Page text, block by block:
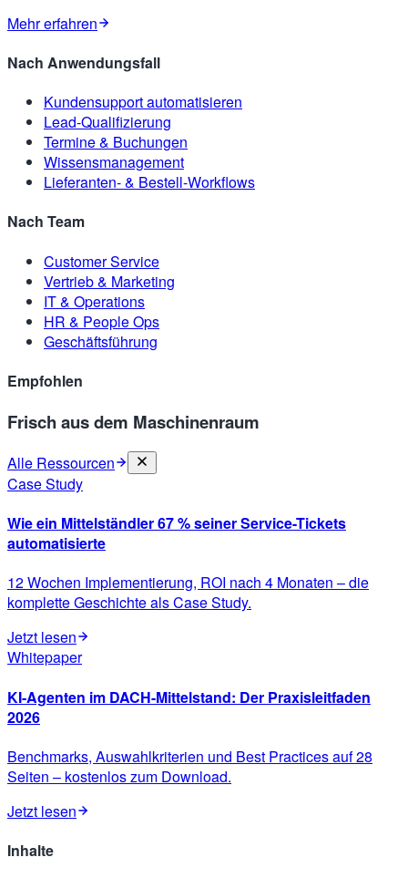
Mehr erfahren
Nach Anwendungsfall
Kundensupport automatisieren
Lead-Qualifizierung
Termine & Buchungen
Wissensmanagement
Lieferanten- & Bestell-Workflows
Nach Team
Customer Service
Vertrieb & Marketing
IT & Operations
HR & People Ops
Geschäftsführung
Empfohlen
Frisch aus dem Maschinenraum
Alle Ressourcen
Case Study
Wie ein Mittelständler 67 % seiner Service-Tickets
automatisierte
12 Wochen Implementierung, ROI nach 4 Monaten – die
komplette Geschichte als Case Study.
Jetzt lesen
Whitepaper
KI-Agenten im DACH-Mittelstand: Der Praxisleitfaden
2026
Benchmarks, Auswahlkriterien und Best Practices auf 28
Seiten – kostenlos zum Download.
Jetzt lesen
Inhalte